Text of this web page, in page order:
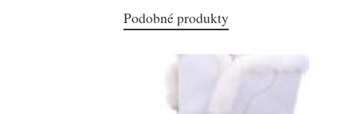
Podobné produkty